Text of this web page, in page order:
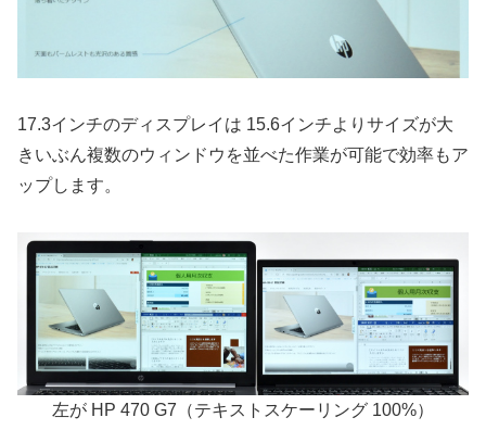
17.3インチのディスプレイは 15.6インチよりサイズが大
きいぶん複数のウィンドウを並べた作業が可能で効率もア
ップします。
左が HP 470 G7（テキストスケーリング 100%）